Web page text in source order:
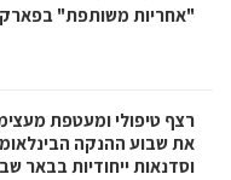
"אחריות משותפת" בפארק
רצף טיפולי ומעטפת
את שבוע ההנקה
וסדנאות ייחודיות בבאר